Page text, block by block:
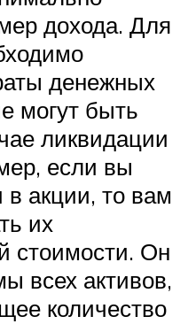
дохода. Для
денежных
могут быть
ликвидации
если вы
акции, то вам
их
стоимости. Он
всех активов,
количество